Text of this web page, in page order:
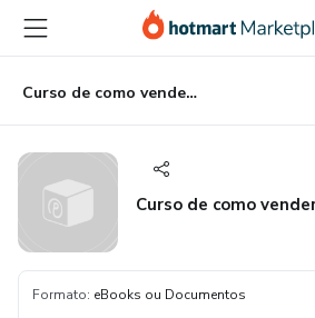
para
conteúdo
principal
para
pagamento
para
rodapé
Curso de como vender na Hotmart
Curso de como
Formato: eBooks ou Documentos